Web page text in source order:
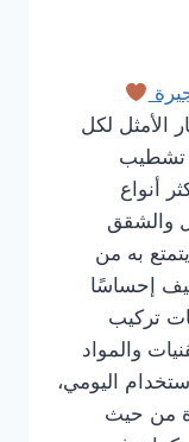
الأمثل لكل
تشطيب
أنواع
والشقق
به من
إحساسًا
تركيب
والمواد
اليومي،
من حيث